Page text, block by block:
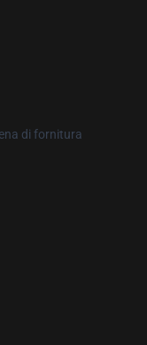
di fornitura